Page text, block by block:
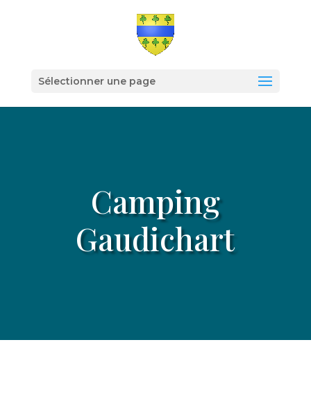
Sélectionner une page
Camping
Gaudichart